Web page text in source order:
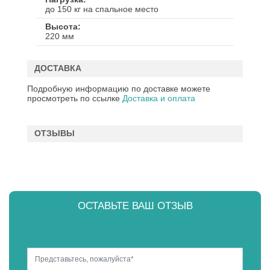
до 150 кг на спальное место
Высота
220 мм
ДОСТАВКА
Подробную информацию по доставке можете
просмотреть по ссылке Доставка и оплата
ОТЗЫВЫ
ОСТАВЬТЕ ВАШ ОТЗЫВ